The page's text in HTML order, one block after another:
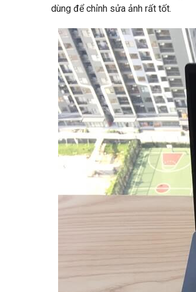
dùng để chỉnh sửa ảnh rất tốt.